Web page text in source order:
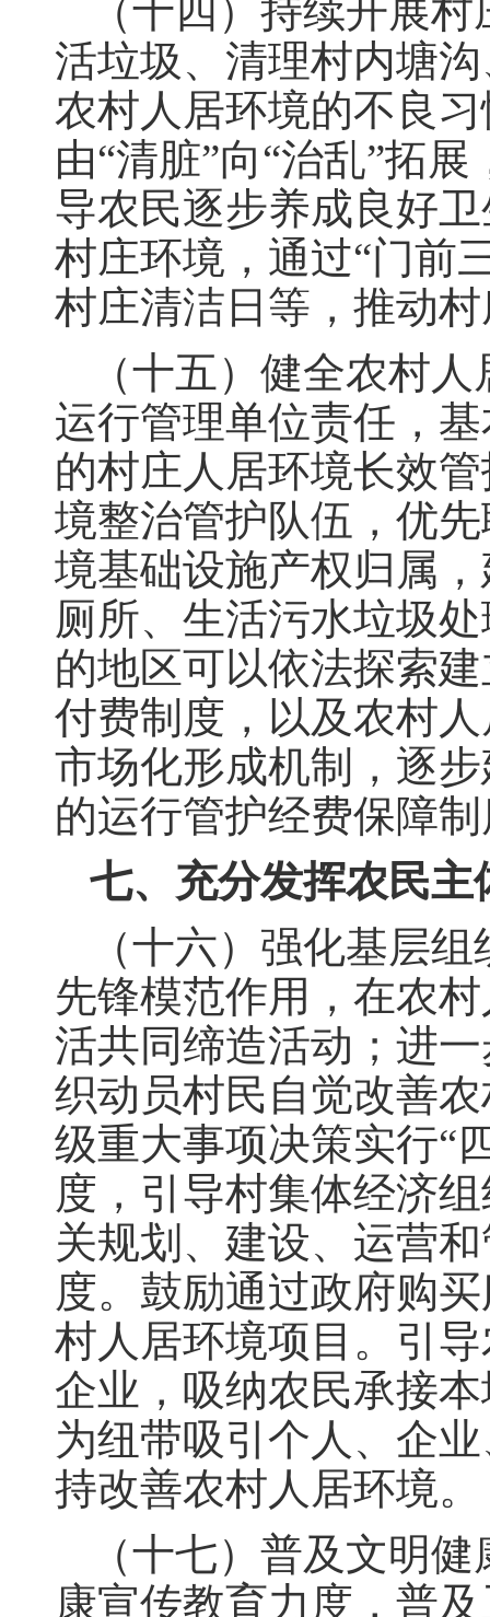
（十四）持续开展
活垃圾、清理村内塘
农村人居环境的不良
由“清脏”向“治乱”拓
导农民逐步养成良好
村庄环境，通过“门前
村庄清洁日等，推动
（十五）健全农村
运行管理单位责任，
的村庄人居环境长效
境整治管护队伍，优
境基础设施产权归属
厕所、生活污水垃圾
的地区可以依法探索
付费制度，以及农村
市场化形成机制，逐
的运行管护经费保障
七、充分发挥农民主
（十六）强化基层
先锋模范作用，在农
活共同缔造活动；进
织动员村民自觉改善
级重大事项决策实行“
度，引导村集体经济
关规划、建设、运营
度。鼓励通过政府购
村人居环境项目。引
企业，吸纳农民承接
为纽带吸引个人、企
持改善农村人居环境。
（十七）普及文明
康宣传教育力度，普